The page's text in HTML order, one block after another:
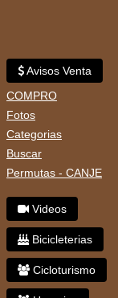
Avisos Venta
COMPRO
Fotos
Categorias
Buscar
Permutas - CANJE
Videos
Bicicleterias
Cicloturismo